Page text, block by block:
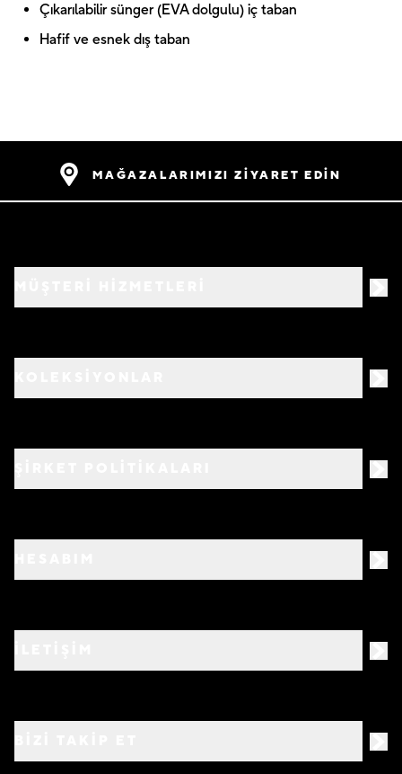
Çıkarılabilir sünger (EVA dolgulu) iç taban
Hafif ve esnek dış taban
MAĞAZALARIMIZI ZİYARET EDİN